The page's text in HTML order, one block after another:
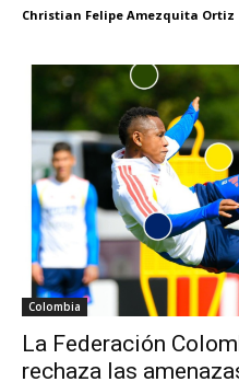
Christian Felipe Amezquita Ortiz
Colombia
La Federación
rechaza las